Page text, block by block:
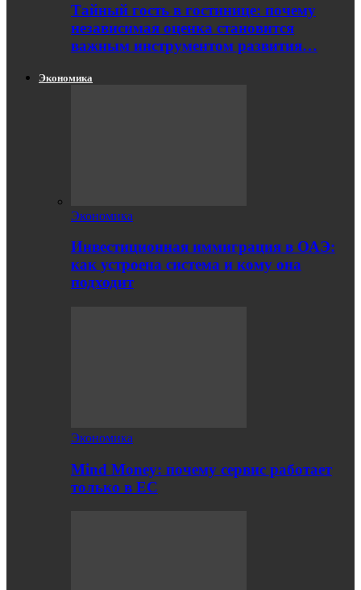
Тайный гость в гостинице: почему
независимая оценка становится
важным инструментом развития…
Экономика
Экономика
Инвестиционная иммиграция в ОАЭ:
как устроена система и кому она
подходит
Экономика
Mind Money: почему сервис работает
только в ЕС